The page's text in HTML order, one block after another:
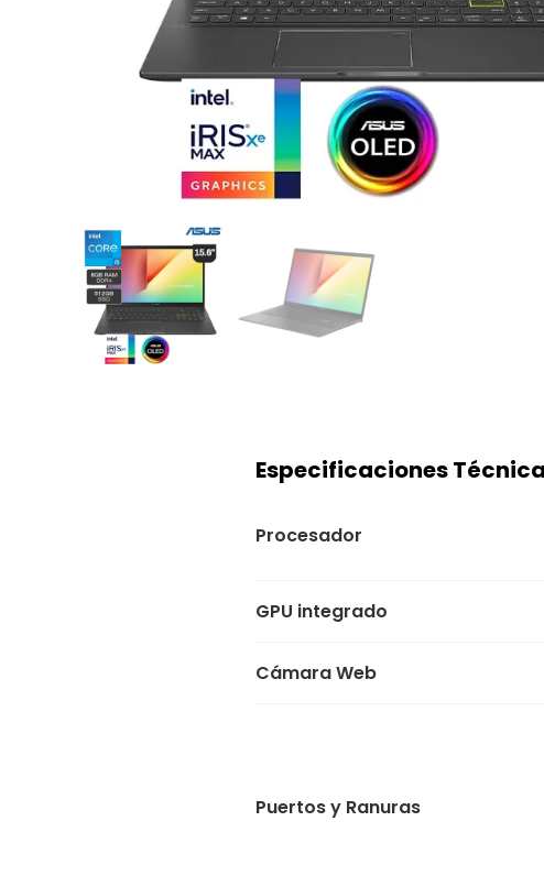
Especificaciones
Procesador
GPU integrado
Cámara Web
Puertos y Ranuras